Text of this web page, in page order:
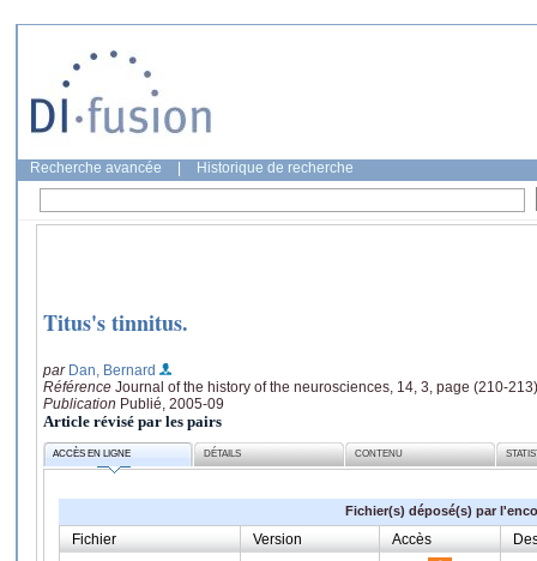
Recherche avancée Historique de recherche
Titus's tinnitus.
par Dan, Bernard
Référence Journal of the history of the neurosciences, 14, 3, page (210-213)
Publication Publié, 2005-09
Article révisé par les pairs
ACCÈS EN LIGNE DÉTAILS CONTENU
Fichier(s) déposé(s) par
Fichier Version Accès